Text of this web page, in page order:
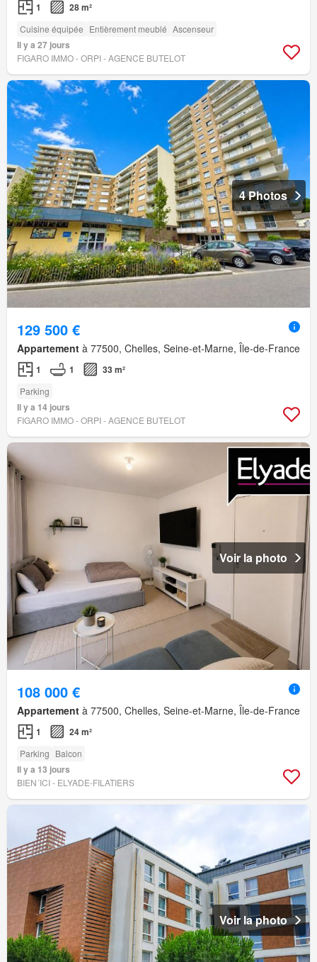
1 28 m²
Cuisine équipée Entièrement meublé Ascenseur
Il y a 27 jours
FIGARO IMMO - ORPI - AGENCE BUTELOT
4 Photos
129 500 €
Appartement à 77500, Chelles, Seine-et-Marne, Île-de-France
1 1 33 m²
Parking
Il y a 14 jours
FIGARO IMMO - ORPI - AGENCE BUTELOT
Voir la photo
108 000 €
Appartement à 77500, Chelles, Seine-et-Marne, Île-de-France
1 24 m²
Parking Balcon
Il y a 13 jours
BIEN´ICI - ELYADE-FILATIERS
Voir la photo